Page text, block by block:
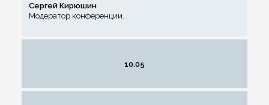
Сергей Кирюшин
Модератор конференции. .
10.05